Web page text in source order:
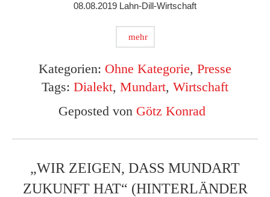
08.08.2019 Lahn-Dill-Wirtschaft
mehr
Kategorien: Ohne Kategorie, Presse
Tags: Dialekt, Mundart, Wirtschaft
Geposted von Götz Konrad
„WIR ZEIGEN, DASS MUNDART
ZUKUNFT HAT“ (HINTERLÄNDER